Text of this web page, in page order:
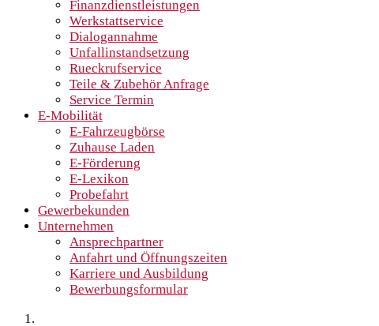
Finanzdienstleistungen
Werkstattservice
Dialogannahme
Unfallinstandsetzung
Rueckrufservice
Teile & Zubehör Anfrage
Service Termin
E-Mobilität
E-Fahrzeugbörse
Zuhause Laden
E-Förderung
E-Lexikon
Probefahrt
Gewerbekunden
Unternehmen
Ansprechpartner
Anfahrt und Öffnungszeiten
Karriere und Ausbildung
Bewerbungsformular